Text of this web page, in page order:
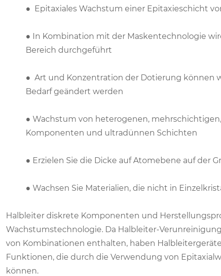
● Epitaxiales Wachstum einer Epitaxieschicht
● In Kombination mit der Maskentechnologie
Bereich durchgeführt
● Art und Konzentration der Dotierung können
Bedarf geändert werden
● Wachstum von heterogenen,
Komponenten und ultradünnen Schichten
● Erzielen Sie die Dicke auf Atomebene auf der
● Wachsen Sie Materialien, die nicht in
Halbleiter diskrete Komponenten und
Wachstumstechnologie. Da Halbleiter-
von Kombinationen enthalten, haben
Funktionen, die durch die Verwendung von
können.